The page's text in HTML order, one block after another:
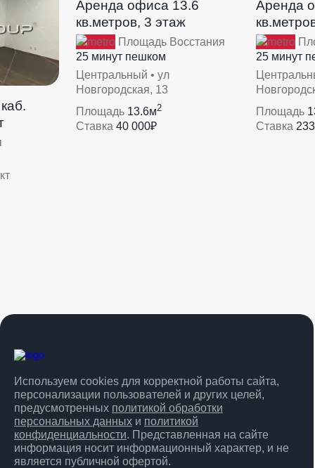
Аренда офиса 13.6
кв.метров, 3 этаж
Площадь Восстания
25 минут пешком
Центральный • ул
Новгородская, 13
Площадь 13.6м2
Ставка 40 000₽
Аренда
25 минут
Площадь
Ставка
Используем cookies для корректной работы сайта,
персонализации пользователей и других целей,
предусмотренных политикой обработки
персональных данных и политикой
конфиденциальности. Представленная на сайте
информация носит информационный характер, и не
является публичной офертой.